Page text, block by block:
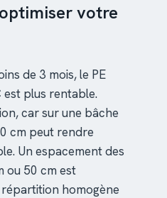
votre
de 3 mois, le PE
est plus rentable.
car sur une bâche
cm peut rendre
Un espacement des
ou 50 cm est
homogène